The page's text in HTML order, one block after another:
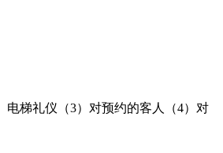
梯礼仪（3）对预约的客人（4）对